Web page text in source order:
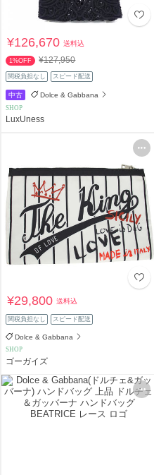
¥126,670送料込
1%OFF ¥127,950
関税負担なし スピード配送
中古 Dolce & Gabbana
SHOP
LuxUness
¥29,800送料込
関税負担なし スピード配送
Dolce & Gabbana
SHOP
ゴーガイズ